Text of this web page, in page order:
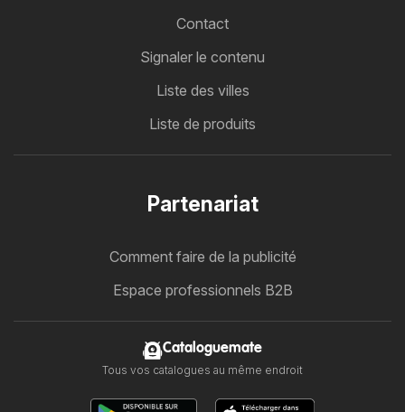
Contact
Signaler le contenu
Liste des villes
Liste de produits
Partenariat
Comment faire de la publicité
Espace professionnels B2B
Cataloguemate
Tous vos catalogues au même endroit